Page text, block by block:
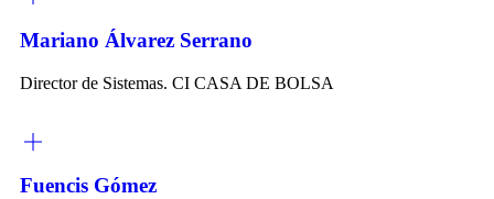
Mariano Álvarez Serrano
Director de Sistemas. CI CASA DE BOLSA
Fuencis Gómez